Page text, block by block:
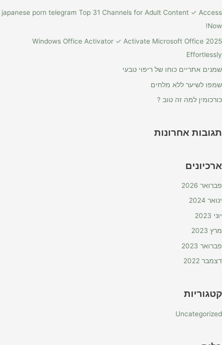
japanese porn telegram Top 31 Channels for Adult Content ✓ Access
Now!
Windows Office Activator ✓ Activate Microsoft Office 2025
Effortlessly
שמנים אתריים כוחו של ריפוי טבעי
שמפו לשיער ללא מלחים
כורכומין למה זה טוב ?
תגובות אחרונות
ארכיונים
פברואר 2026
ינואר 2024
יוני 2023
מרץ 2023
פברואר 2023
דצמבר 2022
קטגוריות
Uncategorized